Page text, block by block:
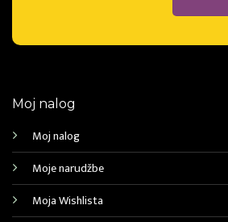
Moj nalog
Moj nalog
Moje narudžbe
Moja Wishlista